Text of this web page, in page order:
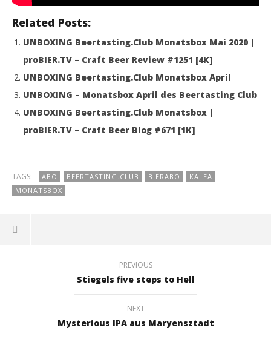
Related Posts:
UNBOXING Beertasting.Club Monatsbox Mai 2020 |
proBIER.TV – Craft Beer Review #1251 [4K]
UNBOXING Beertasting.Club Monatsbox April
UNBOXING – Monatsbox April des Beertasting Club
UNBOXING Beertasting.Club Monatsbox |
proBIER.TV – Craft Beer Blog #671 [1K]
TAGS: ABO BEERTASTING.CLUB BIERABO
KALEA
MONATSBOX
PREVIOUS
Stiegels five steps to Hell
NEXT
Mysterious IPA aus Maryensztadt